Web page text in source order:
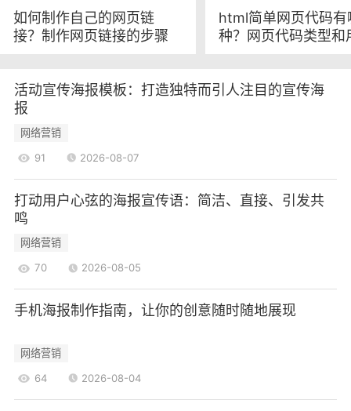
告，吸引观众关注;在直播中实时分享观众的评论和
反馈;在直播后进行回顾和总结，继续与观众保持联
曝光率和用户粘性。
3.1 数据收集的重要性
在直播营销中，数据分析是优化策略的基础。
观看人数、互动频率、转化率等。这些数据能够帮
助品牌了解观众的行为和偏好，从而为后续的直播
活动提供参考依据。
3.2 数据分析的应用
通过对收集到的数据进行分析，品牌可以识别
出哪些内容和互动形式最受欢迎，哪些时间段的观
够帮助品牌优化直播策略，调整内容和互动形式，
以更好地满足观众的需求。例如，如果数据显示某
个时间段的观看人数较多，品牌可以考虑在该时间
如何制作自己的网页链
接？制作网页链接的步骤
html简单网页代码有
种？网页代码类型和
活动宣传海报模板：打造独特而引人注目的宣传海
报
网络营销
91 2026-08-07
打动用户心弦的海报宣传语：简洁、直接、引发共
鸣
网络营销
70 2026-08-05
手机海报制作指南，让你的创意随时随地展现
网络营销
64 2026-08-04